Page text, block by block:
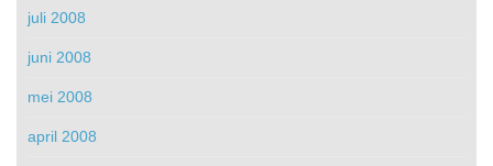
juli 2008
juni 2008
mei 2008
april 2008